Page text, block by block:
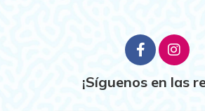
¡Síguenos en las